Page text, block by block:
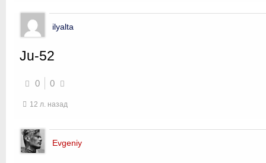
ilyalta
Ju-52
0 0
12 л. назад
Evgeniy